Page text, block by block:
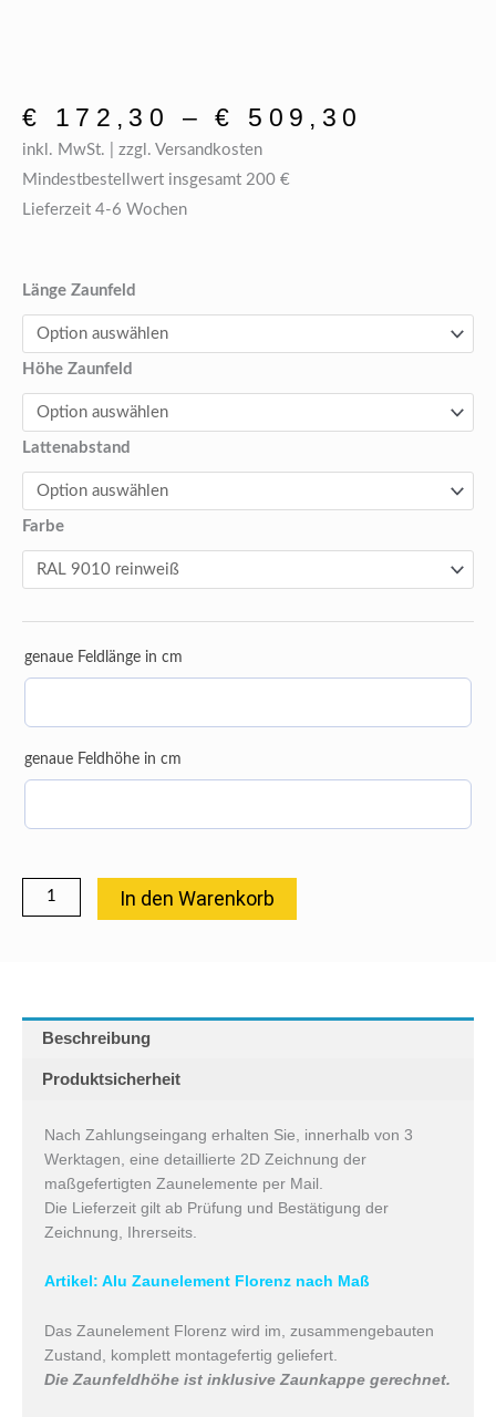
€ 172,30 –€ 509,30
inkl. MwSt. | zzgl. Versandkosten
Mindestbestellwert insgesamt 200 €
Lieferzeit 4-6 Wochen
Länge Zaunfeld
Höhe Zaunfeld
Lattenabstand
Farbe
genaue Feldlänge in cm
genaue Feldhöhe in cm
Alu
Zaunelement
Florenz
Menge
In den Warenkorb
Beschreibung
Produktsicherheit
Nach Zahlungseingang erhalten Sie, innerhalb von 3
Werktagen, eine detaillierte 2D Zeichnung der
maßgefertigten Zaunelemente per Mail.
Die Lieferzeit gilt ab Prüfung und Bestätigung der
Zeichnung, Ihrerseits.
Artikel: Alu Zaunelement Florenz nach Maß
Das Zaunelement Florenz wird im, zusammengebauten
Zustand, komplett montagefertig geliefert.
Die Zaunfeldhöhe ist inklusive Zaunkappe gerechnet.